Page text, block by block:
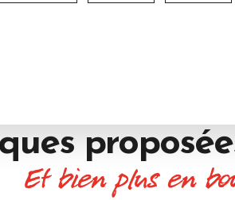
Et bien plus en